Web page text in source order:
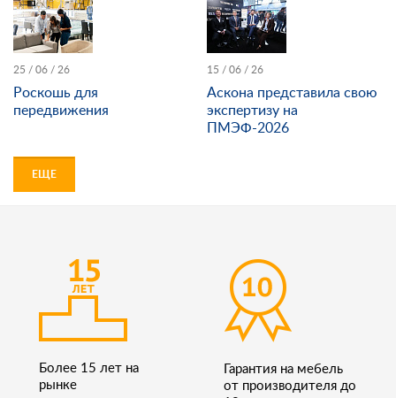
25 / 06 / 26
Роскошь для
передвижения
15 / 06 / 26
Аскона представила свою
экспертизу на
ПМЭФ-2026
ЕЩЕ
Более 15 лет на
рынке
Гарантия на мебель
от производителя до